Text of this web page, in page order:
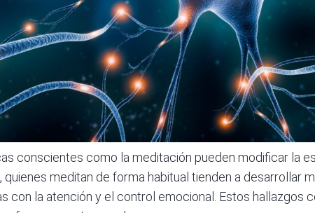
conscientes como la meditación pueden modificar la
meditan de forma habitual tienden a desarrollar
con la atención y el control emocional. Estos hallazgos